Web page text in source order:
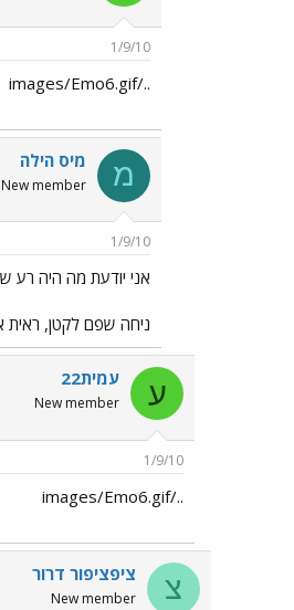
1/9/10
../images/Emo6.gif
מ מיס הילה
New member
1/9/10
אני יודעת מה היה רע
ניחה שפם לקטן, ראית
ע עמית22
New member
1/9/10
../images/Emo6.gif
צ ציפציפור דרור
New member